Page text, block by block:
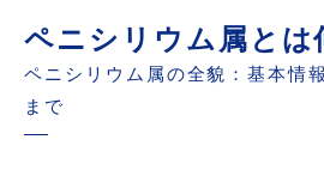
ペニシリウム属とは
ペニシリウム属の全貌：基本情
まで